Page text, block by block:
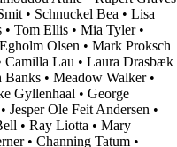
• Schnuckel Bea • Lisa
• Tom Ellis • Mia Tyler•
Olsen • Mark Proksch
Camilla Lau • Laura Drasbæk
Banks • Meadow Walker•
Gyllenhaal • George
• Jesper Ole Feit Andersen •
• Ray Liotta • Mary
• Channing Tatum •